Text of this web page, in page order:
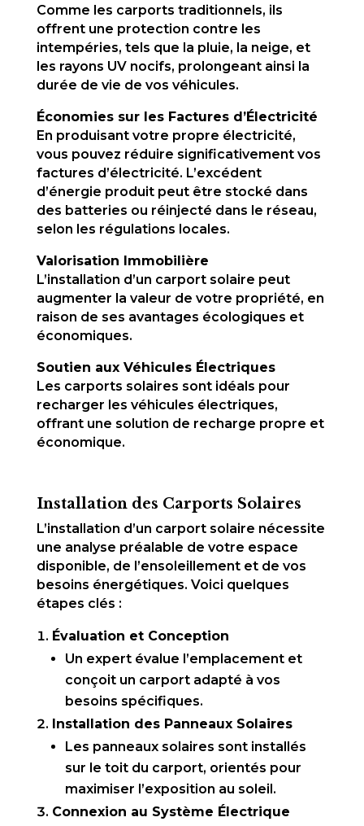
Comme les carports traditionnels, ils
offrent une protection contre les
intempéries, tels que la pluie, la neige, et
les rayons UV nocifs, prolongeant ainsi la
durée de vie de vos véhicules.
Économies sur les Factures d’Électricité
En produisant votre propre électricité,
vous pouvez réduire significativement vos
factures d’électricité. L’excédent
d’énergie produit peut être stocké dans
des batteries ou réinjecté dans le réseau,
selon les régulations locales.
Valorisation Immobilière
L’installation d’un carport solaire peut
augmenter la valeur de votre propriété, en
raison de ses avantages écologiques et
économiques.
Soutien aux Véhicules Électriques
Les carports solaires sont idéals pour
recharger les véhicules électriques,
offrant une solution de recharge propre et
économique.
Installation des Carports Solaires
L’installation d’un carport solaire nécessite
une analyse préalable de votre espace
disponible, de l’ensoleillement et de vos
besoins énergétiques. Voici quelques
étapes clés :
Évaluation et Conception
Un expert évalue l’emplacement et
conçoit un carport adapté à vos
besoins spécifiques.
Installation des Panneaux Solaires
Les panneaux solaires sont installés
sur le toit du carport, orientés pour
maximiser l’exposition au soleil.
Connexion au Système Électrique